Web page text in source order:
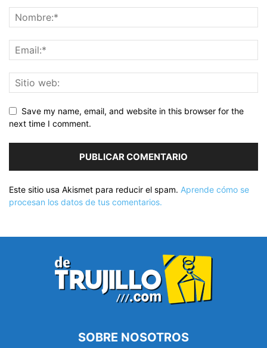
Save my name, email, and website in this browser for the
next time I comment.
Este sitio usa Akismet para reducir el spam. Aprende cómo se
procesan los datos de tus comentarios.
SOBRE NOSOTROS